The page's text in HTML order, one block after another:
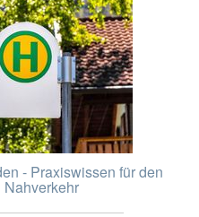
- Praxiswissen für den